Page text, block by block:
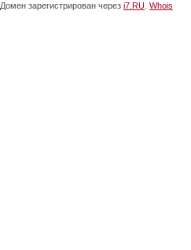
Домен зарегистрирован через i7.RU Whois